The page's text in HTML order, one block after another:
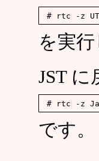
を実行
JST に
です。